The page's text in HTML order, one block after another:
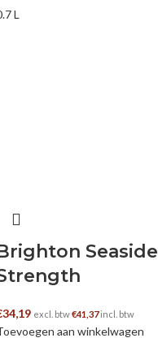
L
Seaside
34,19 excl. btw€41,37incl. btw
aan winkelwagen